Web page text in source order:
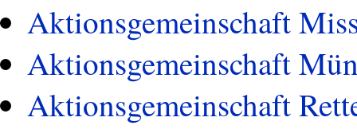
Aktionsgemeinschaft
Aktionsgemeinschaft
Aktionsgemeinschaft